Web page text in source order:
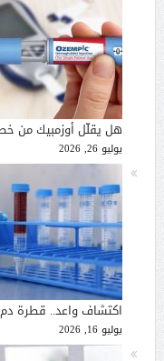
هل يقلّل أوزمبيك من
يوليو 26, 2026
اكتشاف واعد.. قطرة
يوليو 16, 2026